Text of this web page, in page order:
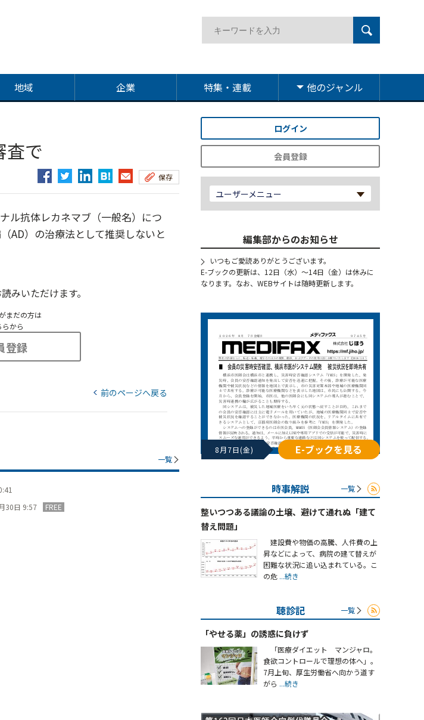
地域 企業 特集・連載 他のジャンル
で
保存
ル抗体レカネマブ（一般名）につ
AD）の治療法として推奨しないと
みいただけます。
まだの方は
らから
登録
前のページへ戻る
一覧
30日 9:57 FREE
ログイン
会員登録
ユーザーメニュー
編集部からのお知らせ
いつもご愛読ありがとうございます。
E-ブックの更新は、12日（水）～14日（金）は休みに
なります。なお、WEBサイトは随時更新します。
8月7日(金) E-ブックを見る
時事解説 一覧
整いつつある議論の土壌、避けて通れぬ「建て
替え問題」
建設費や物価の高騰、人件費の上
昇などによって、病院の建て替えが
困難な状況に追い込まれている。こ
の危 ...続き
聴診記 一覧
「やせる薬」の誘惑に負けず
「医療ダイエット マンジャロ。
食欲コントロールで理想の体へ」。
7月上旬、厚生労働省へ向かう道す
がら ...続き